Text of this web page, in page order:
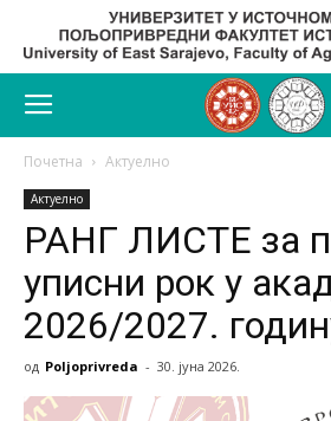
Почетна Актуелно
Актуелно
РАНГ ЛИСТЕ за
уписни рок у
2026/2027.
од Poljoprivreda - 30. јуна 2026.